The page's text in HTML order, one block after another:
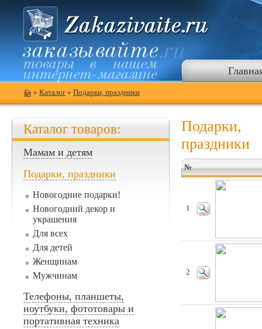
» Каталог » Подарки, праздники
Каталог товаров:
Мамам и детям
Подарки, праздники
Новогодние подарки!
Новогодний декор и
украшения
Для всех
Для детей
Женщинам
Мужчинам
Телефоны, планшеты,
ноутбуки, фототовары и
портативная техника
Подарки,
праздники
№
1
2